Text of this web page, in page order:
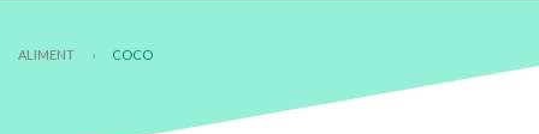
ALIMENT › COCO